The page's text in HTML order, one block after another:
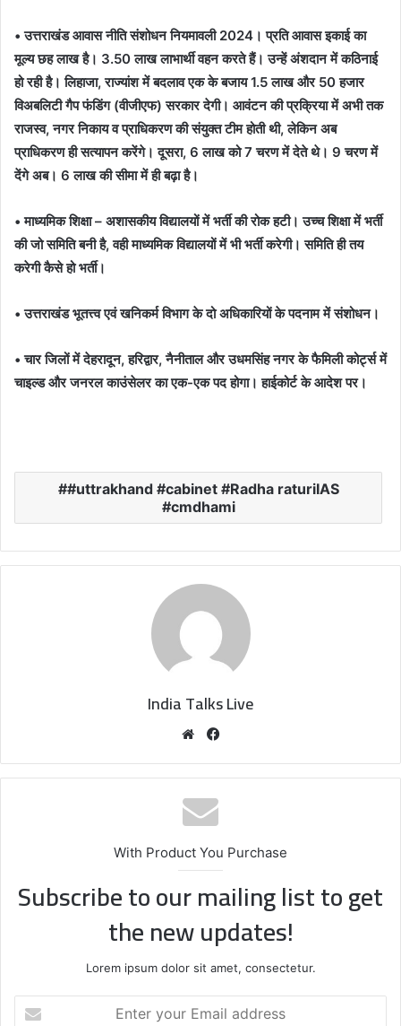
• उत्तराखंड आवास नीति संशोधन नियमावली 2024। प्रति आवास इकाई का
मूल्य छह लाख है। 3.50 लाख लाभार्थी वहन करते हैं। उन्हें अंशदान में कठिनाई
हो रही है। लिहाजा, राज्यांश में बदलाव एक के बजाय 1.5 लाख और 50 हजार
विअबलिटी गैप फंडिंग (वीजीएफ) सरकार देगी। आवंटन की प्रक्रिया में अभी तक
राजस्व, नगर निकाय व प्राधिकरण की संयुक्त टीम होती थी, लेकिन अब
प्राधिकरण ही सत्यापन करेंगे। दूसरा, 6 लाख को 7 चरण में देते थे। 9 चरण में
देंगे अब। 6 लाख की सीमा में ही बढ़ा है।
• माध्यमिक शिक्षा – अशासकीय विद्यालयों में भर्ती की रोक हटी। उच्च शिक्षा में भर्ती
की जो समिति बनी है, वही माध्यमिक विद्यालयों में भी भर्ती करेगी। समिति ही तय
करेगी कैसे हो भर्ती।
• उत्तराखंड भूतत्त्व एवं खनिकर्म विभाग के दो अधिकारियों के पदनाम में संशोधन।
• चार जिलों में देहरादून, हरिद्वार, नैनीताल और उधमसिंह नगर के फैमिली कोर्ट्स में
चाइल्ड और जनरल काउंसेलर का एक-एक पद होगा। हाईकोर्ट के आदेश पर।
#uttrakhand #cabinet #Radha raturiIAS
#cmdhami
India Talks Live
We
te
bo
With Product You Purchase
Subscribe to our mailing list to get
the new updates!
Lorem ipsum dolor sit amet, consectetur.